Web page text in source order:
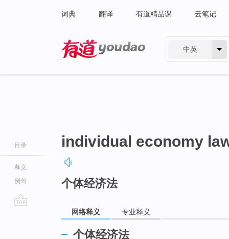
词典 翻译 有道精品课 云笔记
中英
目录
释义
例句
individual economy
个体经济法
网络释义 专业释义
个体经济法